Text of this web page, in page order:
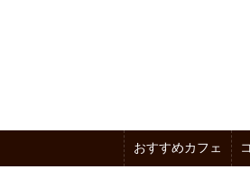
おすすめカフェ